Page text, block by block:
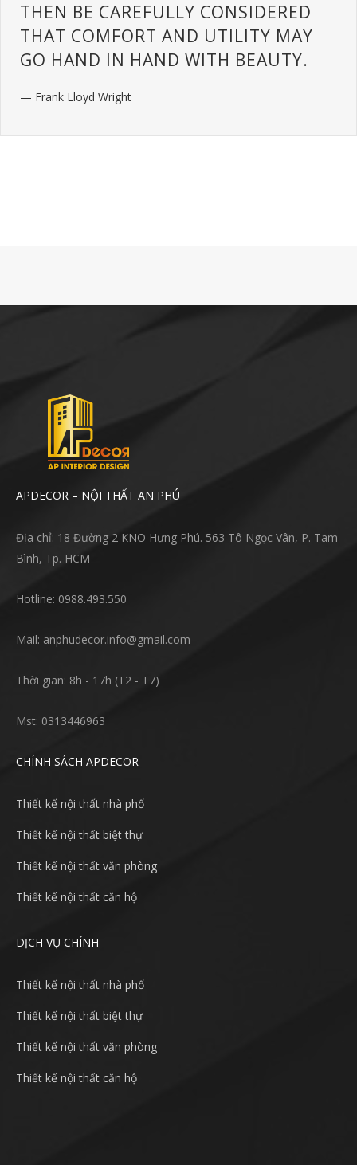
THEN BE CAREFULLY CONSIDERED
THAT COMFORT AND UTILITY MAY
GO HAND IN HAND WITH BEAUTY.
— Frank Lloyd Wright
APDECOR – NỘI THẤT AN PHÚ
Địa chỉ: 18 Đường 2 KNO Hưng Phú. 563 Tô Ngọc Vân, P. Tam
Bình, Tp. HCM
Hotline: 0988.493.550
Mail: anphudecor.info@gmail.com
Thời gian: 8h - 17h (T2 - T7)
Mst: 0313446963
CHÍNH SÁCH APDECOR
Thiết kế nội thất nhà phố
Thiết kế nội thất biệt thự
Thiết kế nội thất văn phòng
Thiết kế nội thất căn hộ
DỊCH VỤ CHÍNH
Thiết kế nội thất nhà phố
Thiết kế nội thất biệt thự
Thiết kế nội thất văn phòng
Thiết kế nội thất căn hộ